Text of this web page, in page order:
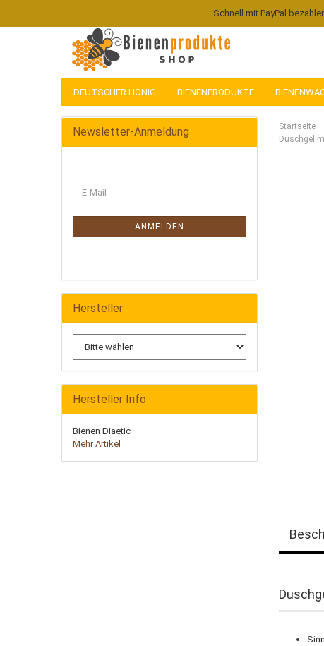
Schnell mit PayPal
DEUTSCHER HONIG BIENENPRODUKTE
Startseite
Duschgel
Newsletter-Anmeldung
ANMELDEN
Hersteller
Hersteller Info
Bienen Diaetic
Mehr Artikel